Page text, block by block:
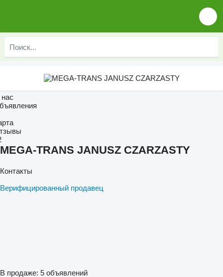
MEGA-TRANS JANUSZ CZARZASTY
Контакты
Верифицированный продавец
В продаже: 5 объявлений